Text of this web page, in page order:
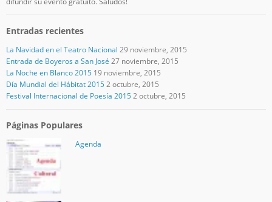
Entradas recientes
La Navidad en el Teatro Nacional 29 noviembre, 2015
Entrada de Boyeros a San José 27 noviembre, 2015
La Noche en Blanco 2015 19 noviembre, 2015
Día Mundial del Hábitat 2015 2 octubre, 2015
Festival Internacional de Poesía 2015 2 octubre, 2015
Páginas Populares
Agenda